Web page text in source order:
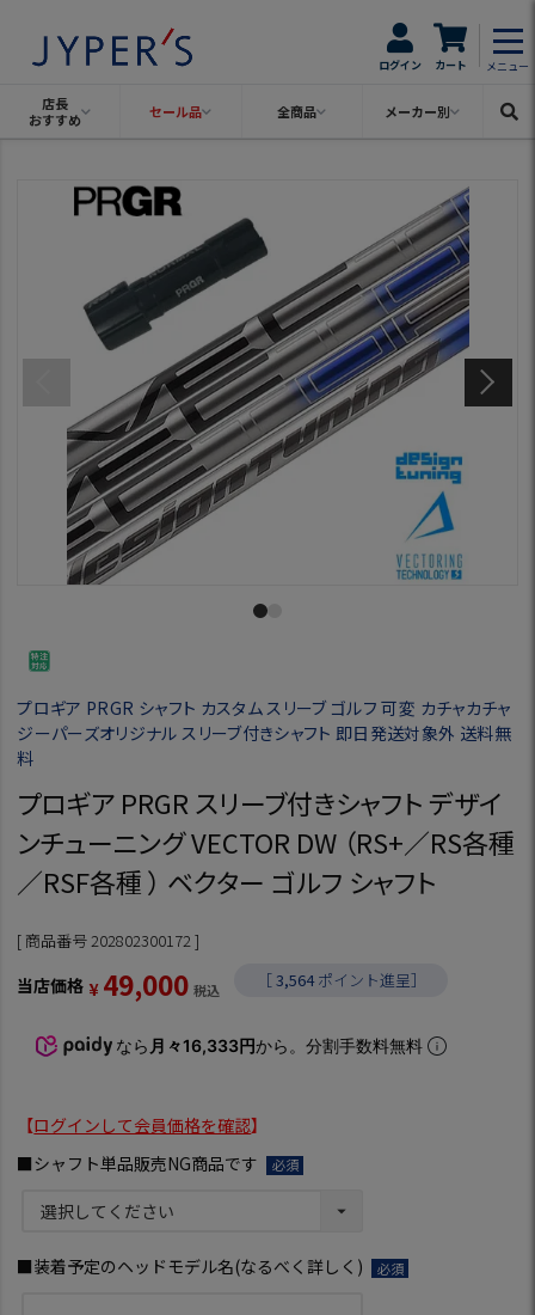
ログイン カート メニュー
店長
おすすめ
セール品 全商品 メーカー別
プロギア PRGR シャフト カスタム スリーブ ゴルフ 可変 カチャカチャ
ジーパーズオリジナル スリーブ付きシャフト 即日発送対象外 送料無
料
プロギア PRGR スリーブ付きシャフト デザイ
ンチューニング VECTOR DW （RS+／RS各種
／RSF各種 ） ベクター ゴルフ シャフト
商品番号202802300172
当店価格 ¥ 49,000 税込 ［3,564 ポイント進呈］
なら 月々16,333円から。分割手数料無料
【ログインして会員価格を確認】
■シャフト単品販売NG商品です
■装着予定のヘッドモデル名(なるべく詳しく)